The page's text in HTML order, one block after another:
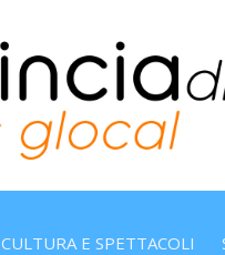
CULTURA E SPETTACOLI